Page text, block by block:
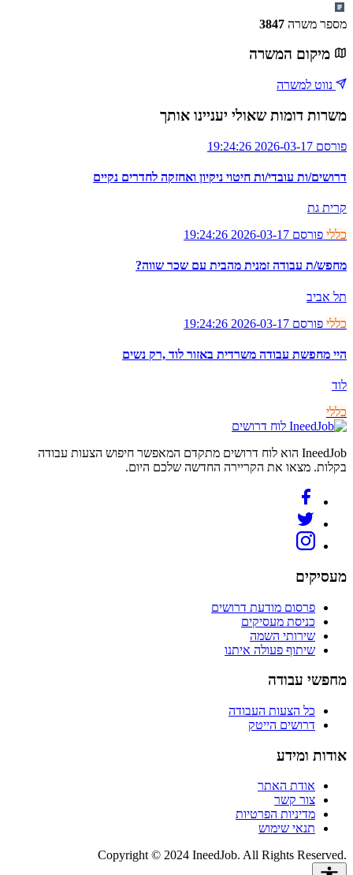
מספר משרה 3847
מיקום המשרה
נווט למשרה
משרות דומות שאולי יעניינו אותך
פורסם 2026-03-17 19:24:26
דרושים/ות עובדי/ות חיטוי ניקיון ואחזקה לחדרים נקיים
קרית גת
כללי פורסם 2026-03-17 19:24:26
מחפש/ת עבודה זמנית מהבית עם שכר שווה?
תל אביב
כללי פורסם 2026-03-17 19:24:26
היי מחפשת עבודה משרדית באזור לוד ,רק נשים
לוד
כללי
לוח דרושים
IneedJob הוא לוח דרושים מתקדם המאפשר חיפוש הצעות עבודה
בקלות. מצאו את הקריירה החדשה שלכם היום.
מעסיקים
פרסום מודעת דרושים
כניסת מעסיקים
שירותי השמה
שיתוף פעולה איתנו
מחפשי עבודה
כל הצעות העבודה
דרושים הייטק
אודות ומידע
אודת האתר
צור קשר
מדיניות הפרטיות
תנאי שימוש
Copyright © 2024 IneedJob. All Rights Reserved.